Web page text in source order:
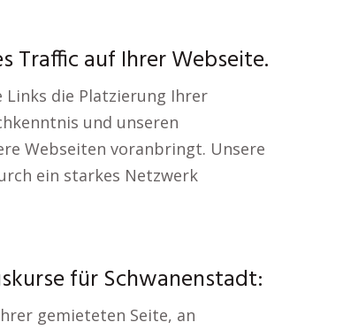
Traffic auf Ihrer Webseite.
Links die Platzierung Ihrer
und unseren
Webseiten voranbringt. Unsere
ein starkes Netzwerk
für Schwanenstadt:
gemieteten Seite, an